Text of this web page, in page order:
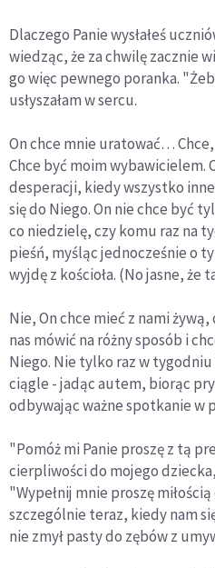
Dlaczego Panie wysłałeś
wiedząc, że za chwilę zacznie
go więc pewnego poranka.
usłyszałam w sercu.
On chce mnie uratować…
Chce być moim wybawicielem.
desperacji, kiedy wszystko
się do Niego. On nie chce być
co niedzielę, czy komu raz na
pieśń, myśląc jednocześnie o
wyjdę z kościoła. (No jasne, że
Nie, On chce mieć z nami
nas mówić na różny sposób i
Niego. Nie tylko raz w
ciągle - jadąc autem, biorąc
odbywając ważne spotkanie w
"Pomóż mi Panie proszę z tą
cierpliwości do mojego
"Wypełnij mnie proszę
szczególnie teraz, kiedy nam
nie zmył pasty do zębów z